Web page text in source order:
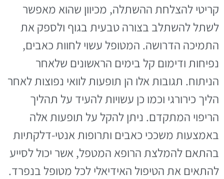
קריטי להצלחת ההשתלה, מכיוון שהוא מאפשר
לשתל להשתלב בצורה טבעית בגוף ולספק את
התמיכה הדרושה. המטופל עשוי לחוות כאבים,
נפיחות ודימום קל בימים הראשונים שלאחר
הניתוח. תגובות אלו הן תופעות לוואי נפוצות לאחר
הליך כירורגי וכמו כן עשויות להעיד על תהליך
הריפוי המתקדם. ניתן להקל על תופעות אלה
באמצעות משככי כאבים ותרופות אנטי-דלקתיות
בהתאם להמלצת הרופא המטפל, אשר יכול לסייע
להתאים את הטיפול האידיאלי לכל מטופל בנפרד.